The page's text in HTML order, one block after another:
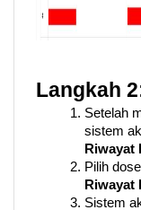
Langkah
Setelah
sistem
Riwayat
Pilih
Riwayat
Sistem